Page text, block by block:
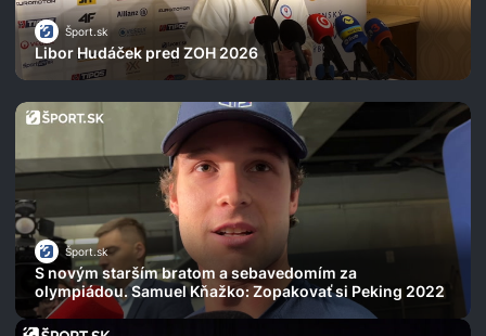
Šport.sk
Libor Hudáček pred ZOH 2026
Šport.sk
S novým starším bratom a sebavedomím za
olympiádou. Samuel Kňažko: Zopakovať si Peking 2022